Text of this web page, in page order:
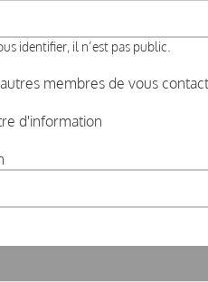
identifier, il n’est pas public.
membres de vous
d'information